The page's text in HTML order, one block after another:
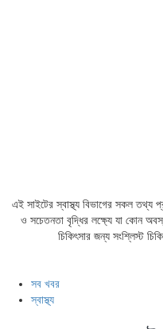
এই সাইটের স্বাস্থ্য বিভাগের সকল তথ্য
ও সচেতনতা বৃদ্ধির লক্ষ্যে যা কোন
চিকিৎসার জন্য সংশ্লিস্ট
সব খবর
স্বাস্থ্য